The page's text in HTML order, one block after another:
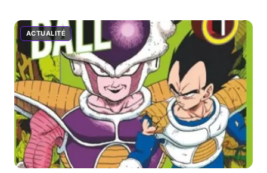
ACTUALITÉ